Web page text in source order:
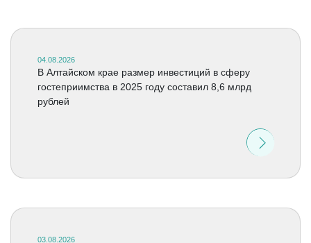
04.08.2026
В Алтайском крае размер инвестиций в сферу
гостеприимства в 2025 году составил 8,6 млрд
рублей
03.08.2026